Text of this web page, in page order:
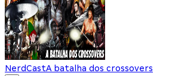
NerdCastA batalha dos crossovers